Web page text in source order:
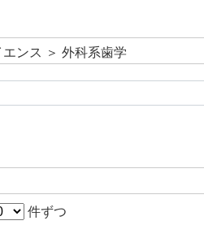
エンス ＞ 外科系歯学
件ずつ